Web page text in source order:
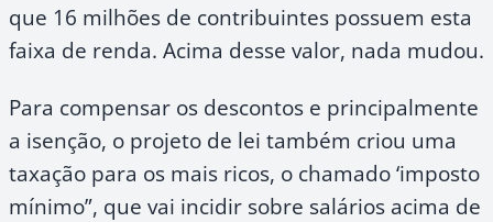
que 16 milhões de contribuintes possuem esta
faixa de renda. Acima desse valor, nada mudou.
Para compensar os descontos e principalmente
a isenção, o projeto de lei também criou uma
taxação para os mais ricos, o chamado ‘imposto
mínimo”, que vai incidir sobre salários acima de